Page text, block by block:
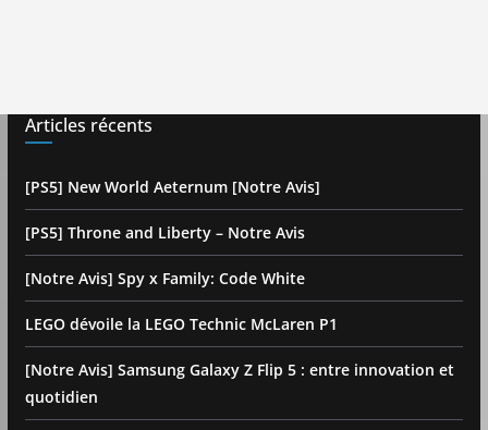
Articles récents
[PS5] New World Aeternum [Notre Avis]
[PS5] Throne and Liberty – Notre Avis
[Notre Avis] Spy x Family: Code White
LEGO dévoile la LEGO Technic McLaren P1
[Notre Avis] Samsung Galaxy Z Flip 5 : entre innovation et
quotidien